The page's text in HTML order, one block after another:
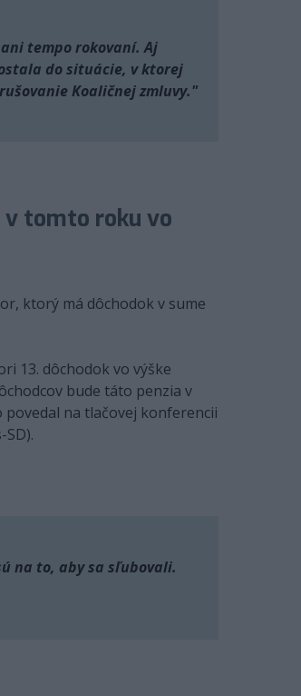
tempo rokovaní. Aj
do situácie, v ktorej
Koaličnej zmluvy."
v tomto roku vo
ktorý má dôchodok v sume
13. dôchodok vo výške
bude táto penzia v
povedal na tlačovej konferencii
na to, aby sa sľubovali.